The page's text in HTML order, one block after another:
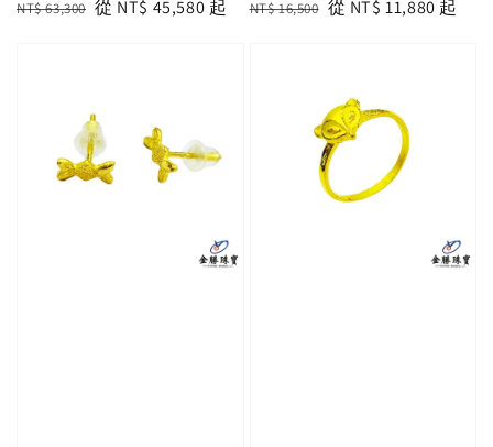
Regular
NT$ 63,300 Sale
從 NT$ 45,580 起
Regular
NT$ 16,500 Sale
從 NT$ 11,880 起